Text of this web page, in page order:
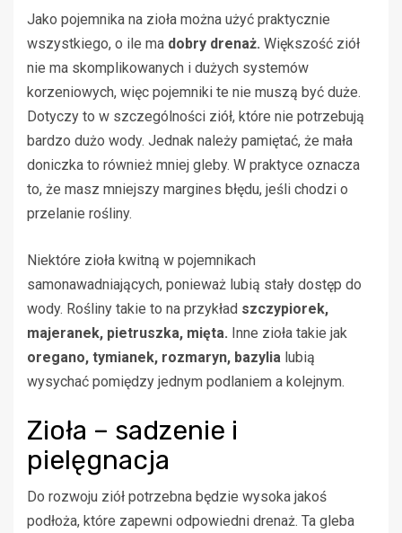
Jako pojemnika na zioła można użyć praktycznie
wszystkiego, o ile ma dobry drenaż. Większość ziół
nie ma skomplikowanych i dużych systemów
korzeniowych, więc pojemniki te nie muszą być duże.
Dotyczy to w szczególności ziół, które nie potrzebują
bardzo dużo wody. Jednak należy pamiętać, że mała
doniczka to również mniej gleby. W praktyce oznacza
to, że masz mniejszy margines błędu, jeśli chodzi o
przelanie rośliny.
Niektóre zioła kwitną w pojemnikach
samonawadniających, ponieważ lubią stały dostęp do
wody. Rośliny takie to na przykład szczypiorek,
majeranek, pietruszka, mięta. Inne zioła takie jak
oregano, tymianek, rozmaryn, bazylia lubią
wysychać pomiędzy jednym podlaniem a kolejnym.
Zioła – sadzenie i
pielęgnacja
Do rozwoju ziół potrzebna będzie wysoka jakoś
podłoża, które zapewni odpowiedni drenaż. Ta gleba